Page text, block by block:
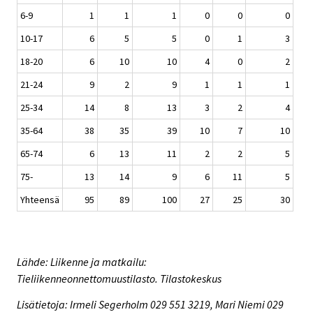
6-9
1 1 1 0 0
0
10-17
6 5 5 0 1
3
18-20
6 10 10 4 0
2
21-24
9 2 9 1 1
1
25-34
14 8 13 3 2
4
35-64
38 35 39 10 7
10
65-74
6 13 11 2 2
5
75-
13 14 9 6 11
5
Yhteensä
95 89 100 27 25 30
Lähde: Liikenne ja matkailu:
Tieliikenneonnettomuustilasto. Tilastokeskus
Lisätietoja: Irmeli Segerholm 029 551 3219, Mari Niemi 029